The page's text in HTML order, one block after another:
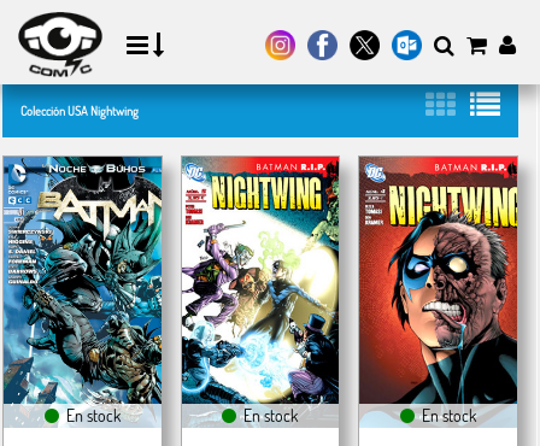
Colección USA Nightwing
En stock En stock En stock